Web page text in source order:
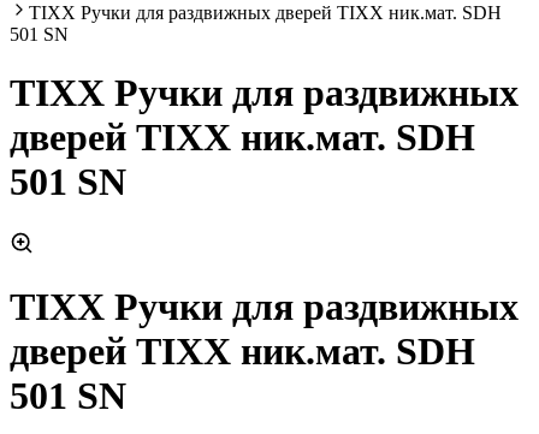
TIXX Ручки для раздвижных дверей TIXX ник.мат. SDH
501 SN
TIXX Ручки для раздвижных
дверей TIXX ник.мат. SDH
501 SN
TIXX Ручки для раздвижных
дверей TIXX ник.мат. SDH
501 SN